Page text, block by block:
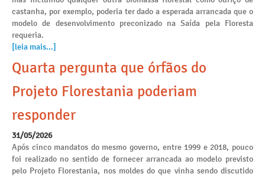
castanha, por exemplo, poderia ter dado a esperada arrancada que o
modelo de desenvolvimento preconizado na Saída pela Floresta
requeria.
[leia mais...]
Quarta pergunta que órfãos do
Projeto Florestania poderiam
responder
31/05/2026
Após cinco mandatos do mesmo governo, entre 1999 e 2018, pouco
foi realizado no sentido de fornecer arrancada ao modelo previsto
pelo Projeto Florestania, nos moldes do que vinha sendo discutido